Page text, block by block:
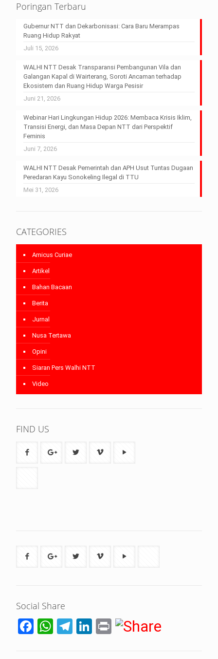
Poringan Terbaru
Gubernur NTT dan Dekarbonisasi: Cara Baru Merampas
Ruang Hidup Rakyat
Juli 15, 2026
WALHI NTT Desak Transparansi Pembangunan Vila dan
Galangan Kapal di Wairterang, Soroti Ancaman terhadap
Ekosistem dan Ruang Hidup Warga Pesisir
Juni 21, 2026
Webinar Hari Lingkungan Hidup 2026: Membaca Krisis Iklim,
Transisi Energi, dan Masa Depan NTT dari Perspektif
Feminis
Juni 7, 2026
WALHI NTT Desak Pemerintah dan APH Usut Tuntas Dugaan
Peredaran Kayu Sonokeling Ilegal di TTU
Mei 31, 2026
CATEGORIES
Amicus Curiae
Artikel
Bahan Bacaan
Berita
Jurnal
Nusa Tertawa
Opini
Siaran Pers Walhi NTT
Video
FIND US
Social Share
Facebook
WhatsApp
Telegram
LinkedIn
Print